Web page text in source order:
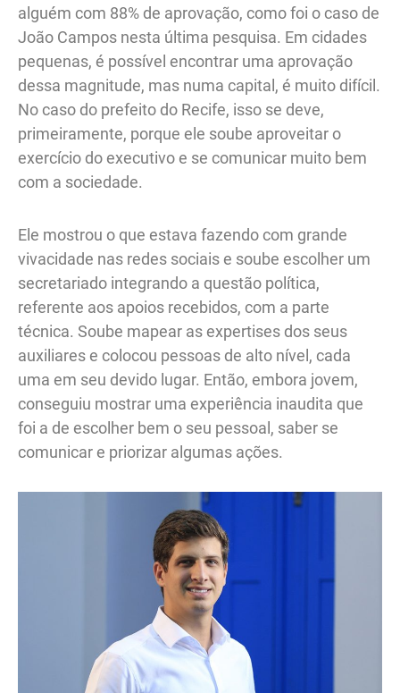
alguém com 88% de aprovação, como foi o caso de
João Campos nesta última pesquisa. Em cidades
pequenas, é possível encontrar uma aprovação
dessa magnitude, mas numa capital, é muito difícil.
No caso do prefeito do Recife, isso se deve,
primeiramente, porque ele soube aproveitar o
exercício do executivo e se comunicar muito bem
com a sociedade.
Ele mostrou o que estava fazendo com grande
vivacidade nas redes sociais e soube escolher um
secretariado integrando a questão política,
referente aos apoios recebidos, com a parte
técnica. Soube mapear as expertises dos seus
auxiliares e colocou pessoas de alto nível, cada
uma em seu devido lugar. Então, embora jovem,
conseguiu mostrar uma experiência inaudita que
foi a de escolher bem o seu pessoal, saber se
comunicar e priorizar algumas ações.